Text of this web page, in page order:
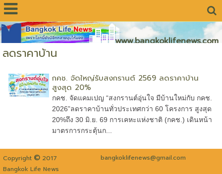
www.bangkoklifenews.com
ลดราคาบ้าน
กคช. จัดใหญ่รับสงกรานต์ 2569 ลดราคาบ้าน
สูงสุด 20%
กคช. จัดแคมเปญ “สงกรานต์อุ่นใจ มีบ้านใหม่กับ กคช.
2026”ลดราคาบ้านทั่วประเทศกว่า 60 โครงการ สูงสุด
20%ถึง 30 มิ.ย. 69 การเคหะแห่งชาติ (กคช.) เดินหน้า
มาตรการกระตุ้นก...
Copyright © 2017
bangkoklifenews@gmail.com
Bangkok Life News